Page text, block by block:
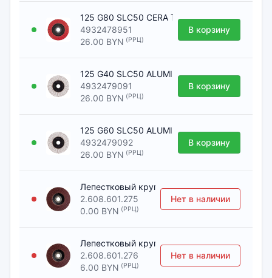
125 G80 SLC50 CERA TURBO XL [Шлифкруг
4932478951
26.00 BYN (РРЦ)
В корзину
125 G40 SLC50 ALUMINIUM [Шлифкруг
4932479091
26.00 BYN (РРЦ)
В корзину
125 G60 SLC50 ALUMINIUM [Шлифкруг
4932479092
26.00 BYN (РРЦ)
В корзину
Лепестковый круг Standard or Metal,
2.608.601.275
0.00 BYN (РРЦ)
Нет в наличии
Лепестковый круг Standard or Metal,
2.608.601.276
6.00 BYN (РРЦ)
Нет в наличии